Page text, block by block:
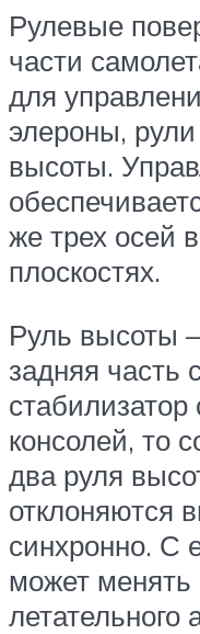
Рулевые
части
для
элероны,
высоты.
же трех осей
плоскостях.
Руль высоты
задняя часть
стабилизатор
консолей, то
два руля
отклоняются
синхронно. С
может менять
летательного